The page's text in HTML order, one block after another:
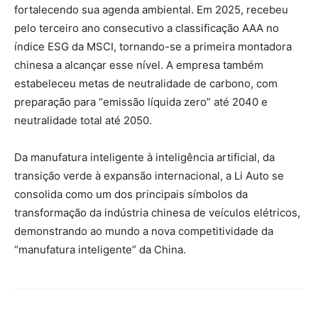
fortalecendo sua agenda ambiental. Em 2025, recebeu
pelo terceiro ano consecutivo a classificação AAA no
índice ESG da MSCI, tornando-se a primeira montadora
chinesa a alcançar esse nível. A empresa também
estabeleceu metas de neutralidade de carbono, com
preparação para “emissão líquida zero” até 2040 e
neutralidade total até 2050.
Da manufatura inteligente à inteligência artificial, da
transição verde à expansão internacional, a Li Auto se
consolida como um dos principais símbolos da
transformação da indústria chinesa de veículos elétricos,
demonstrando ao mundo a nova competitividade da
“manufatura inteligente” da China.